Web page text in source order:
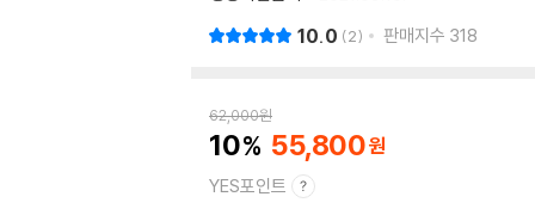
10.0 2 판매지수 318
62,000원
10 55,800
YES포인트